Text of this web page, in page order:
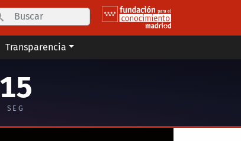
Search
Transparencia
14
SEG